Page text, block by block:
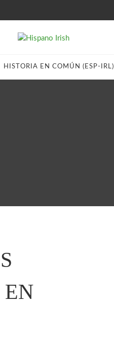
HISTORIA EN COMÚN (ESP-IRL)
EN